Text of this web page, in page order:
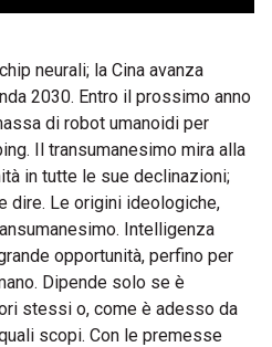
neurali; la Cina avanza
2030. Entro il prossimo anno
di robot umanoidi per
Il transumanesimo mira alla
in tutte le sue declinazioni;
dire. Le origini ideologiche,
Intelligenza
opportunità, perfino per
Dipende solo se è
stessi o, come è adesso da
scopi. Con le premesse